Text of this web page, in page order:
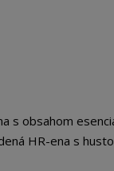
s obsahom
HR-ena s